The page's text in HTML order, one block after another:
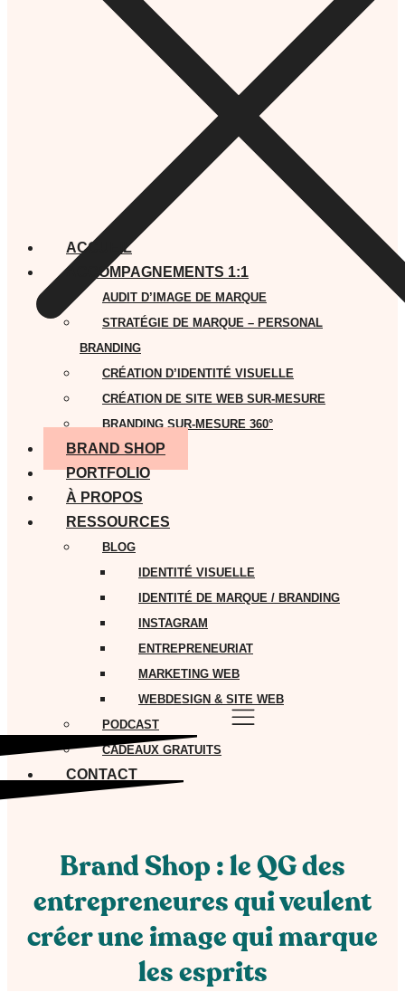
ACCUEIL
ACCOMPAGNEMENTS 1:1
AUDIT D’IMAGE DE MARQUE
STRATÉGIE DE MARQUE – PERSONAL
BRANDING
CRÉATION D’IDENTITÉ VISUELLE
CRÉATION DE SITE WEB SUR-MESURE
BRANDING SUR-MESURE 360°
BRAND SHOP
PORTFOLIO
À PROPOS
RESSOURCES
BLOG
IDENTITÉ VISUELLE
IDENTITÉ DE MARQUE / BRANDING
INSTAGRAM
ENTREPRENEURIAT
MARKETING WEB
WEBDESIGN & SITE WEB
PODCAST
CADEAUX GRATUITS
CONTACT
Brand Shop : le QG des
entrepreneures qui veulent
créer une image qui marque
les esprits